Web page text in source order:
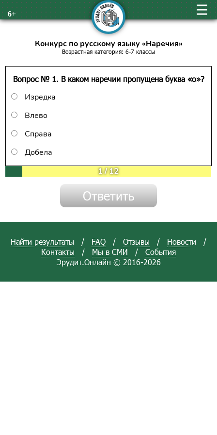
6+
Конкурс по русскому языку «Наречия»
Возрастная категория: 6-7 классы
Вопрос № 1. В каком наречии пропущена буква «о»?
Изредка
Влево
Справа
Добела
1/12
Найти результаты / FAQ / Отзывы / Новости
/
Контакты
/ Мы в СМИ /
События
Эрудит.Онлайн © 2016-2026